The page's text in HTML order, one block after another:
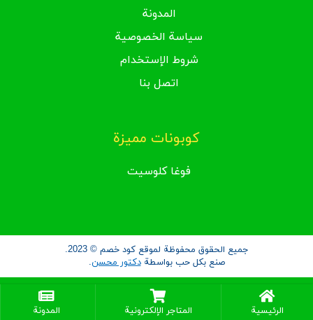
الرئيسية المتاجر الإلكترونية المدونة
المدونة
سياسة الخصوصية
شروط الإستخدام
اتصل بنا
كوبونات مميزة
فوغا كلوسيت
جميع الحقوق محفوظة لموقع كود خصم © 2023.
صنع بكل حب بواسطةدكتور محسن.